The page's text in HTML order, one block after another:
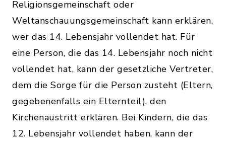
Religionsgemeinschaft oder
Weltanschauungsgemeinschaft kann erklären,
wer das 14. Lebensjahr vollendet hat. Für
eine Person, die das 14. Lebensjahr noch nicht
vollendet hat, kann der gesetzliche Vertreter,
dem die Sorge für die Person zusteht (Eltern,
gegebenenfalls ein Elternteil), den
Kirchenaustritt erklären. Bei Kindern, die das
12. Lebensjahr vollendet haben, kann der